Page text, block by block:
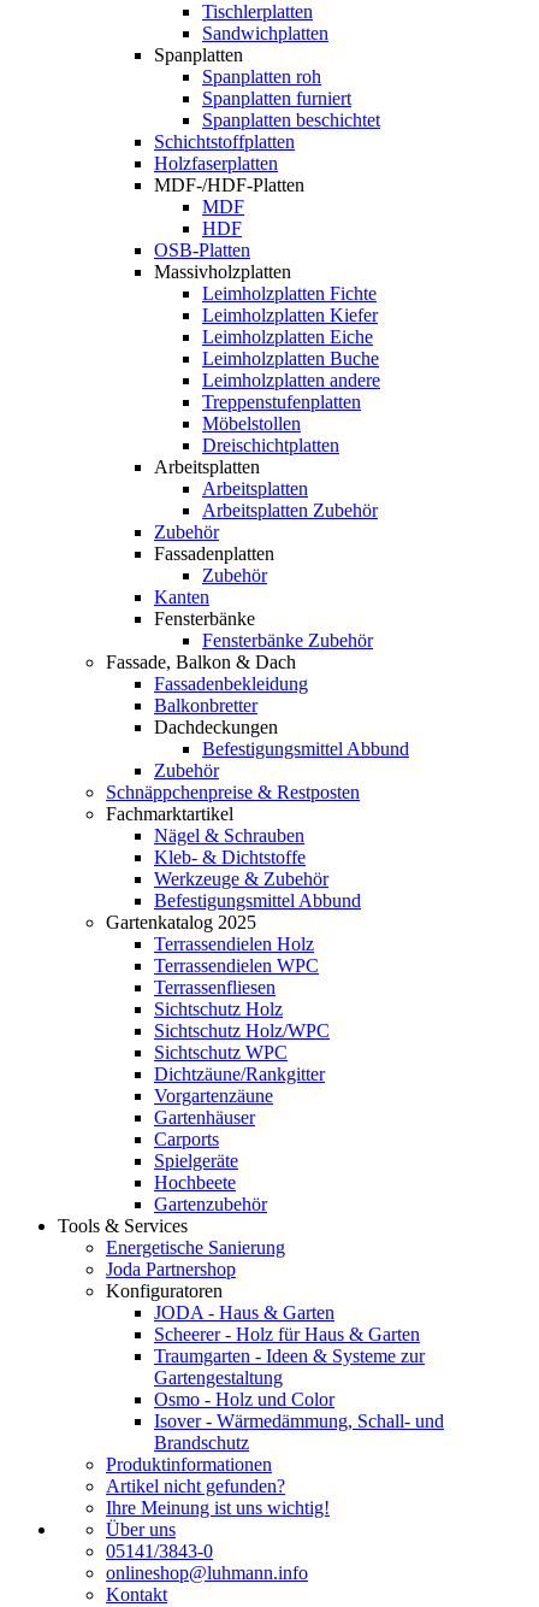
Tischlerplatten
Sandwichplatten
Spanplatten
Spanplatten roh
Spanplatten furniert
Spanplatten beschichtet
Schichtstoffplatten
Holzfaserplatten
MDF-/HDF-Platten
MDF
HDF
OSB-Platten
Massivholzplatten
Leimholzplatten Fichte
Leimholzplatten Kiefer
Leimholzplatten Eiche
Leimholzplatten Buche
Leimholzplatten andere
Treppenstufenplatten
Möbelstollen
Dreischichtplatten
Arbeitsplatten
Arbeitsplatten
Arbeitsplatten Zubehör
Zubehör
Fassadenplatten
Zubehör
Kanten
Fensterbänke
Fensterbänke Zubehör
Fassade, Balkon & Dach
Fassadenbekleidung
Balkonbretter
Dachdeckungen
Befestigungsmittel Abbund
Zubehör
Schnäppchenpreise & Restposten
Fachmarktartikel
Nägel & Schrauben
Kleb- & Dichtstoffe
Werkzeuge & Zubehör
Befestigungsmittel Abbund
Gartenkatalog 2025
Terrassendielen Holz
Terrassendielen WPC
Terrassenfliesen
Sichtschutz Holz
Sichtschutz Holz/WPC
Sichtschutz WPC
Dichtzäune/Rankgitter
Vorgartenzäune
Gartenhäuser
Carports
Spielgeräte
Hochbeete
Gartenzubehör
Tools & Services
Energetische Sanierung
Joda Partnershop
Konfiguratoren
JODA - Haus & Garten
Scheerer - Holz für Haus & Garten
Traumgarten - Ideen & Systeme zur
Gartengestaltung
Osmo - Holz und Color
Isover - Wärmedämmung, Schall- und
Brandschutz
Produktinformationen
Artikel nicht gefunden?
Ihre Meinung ist uns wichtig!
Über uns
05141/3843-0
onlineshop@luhmann.info
Kontakt